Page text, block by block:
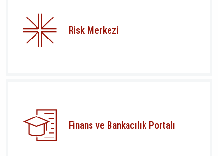
Risk Merkezi
Finans ve Bankacılık Portalı